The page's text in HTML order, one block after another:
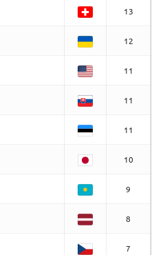
13
12
11
11
11
10
9
8
7